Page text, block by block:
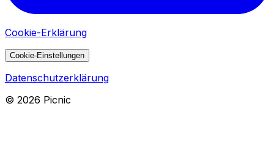
Cookie-Erklärung
Cookie-Einstellungen
Datenschutzerklärung
© 2026 Picnic